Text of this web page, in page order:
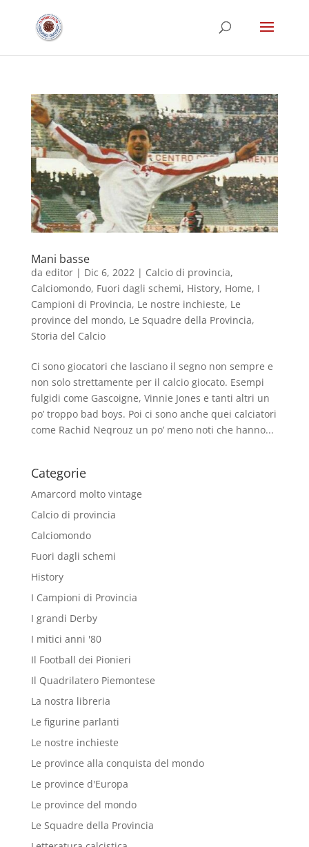
Mani basse
da editor| Dic 6, 2022| Calcio di provincia,
Calciomondo, Fuori dagli schemi, History, Home, I
Campioni di Provincia, Le nostre inchieste, Le
province del mondo, Le Squadre della Provincia,
Storia del Calcio
Ci sono giocatori che lasciano il segno non sempre e
non solo strettamente per il calcio giocato. Esempi
fulgidi come Gascoigne, Vinnie Jones e tanti altri un
po’ troppo bad boys. Poi ci sono anche quei calciatori
come Rachid Neqrouz un po’ meno noti che hanno...
Categorie
Amarcord molto vintage
Calcio di provincia
Calciomondo
Fuori dagli schemi
History
I Campioni di Provincia
I grandi Derby
I mitici anni '80
Il Football dei Pionieri
Il Quadrilatero Piemontese
La nostra libreria
Le figurine parlanti
Le nostre inchieste
Le province alla conquista del mondo
Le province d'Europa
Le province del mondo
Le Squadre della Provincia